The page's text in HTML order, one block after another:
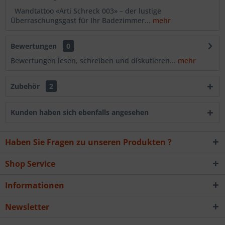
Wandtattoo «Arti Schreck 003» – der lustige
Überraschungsgast für Ihr Badezimmer... mehr
Bewertungen
0
Bewertungen lesen, schreiben und diskutieren... mehr
Zubehör 2
Kunden haben sich ebenfalls angesehen
Haben Sie Fragen zu unseren Produkten ?
Shop Service
Informationen
Newsletter